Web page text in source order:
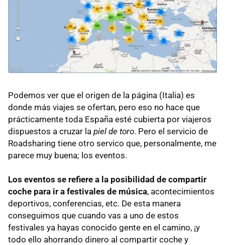
Podemos ver que el origen de la página (Italia) es
donde más viajes se ofertan, pero eso no hace que
prácticamente toda España esté cubierta por viajeros
dispuestos a cruzar la piel de toro. Pero el servicio de
Roadsharing tiene otro servico que, personalmente, me
parece muy buena; los eventos.
Los eventos se refiere a la posibilidad de compartir
coche para ir a festivales de música, acontecimientos
deportivos, conferencias, etc. De esta manera
conseguimos que cuando vas a uno de estos
festivales ya hayas conocido gente en el camino, ¡y
todo ello ahorrando dinero al compartir coche y